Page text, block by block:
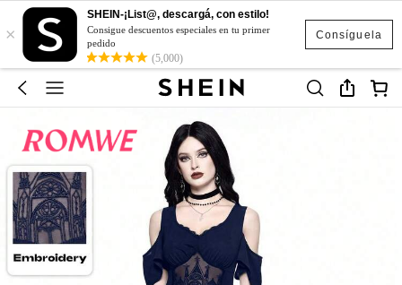
Consíguela
×
SHEIN-¡List@, descargá, con estilo!
Consigue descuentos especiales en tu primer
pedido
(5,000)